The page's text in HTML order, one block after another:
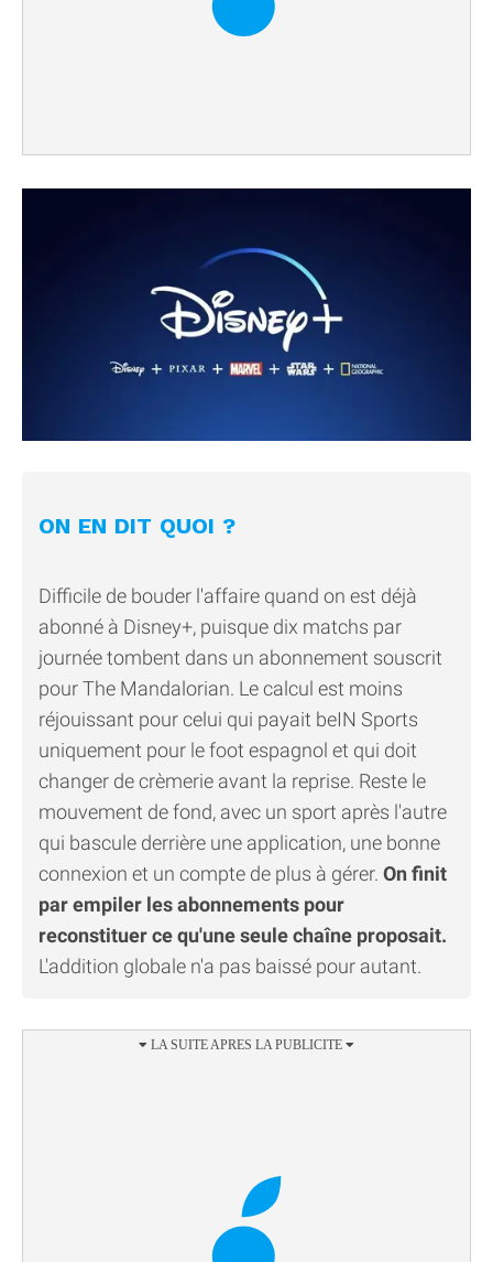
ON EN DIT QUOI ?
Difficile de bouder l'affaire quand on est déjà
abonné à Disney+, puisque dix matchs par
journée tombent dans un abonnement souscrit
pour The Mandalorian. Le calcul est moins
réjouissant pour celui qui payait beIN Sports
uniquement pour le foot espagnol et qui doit
changer de crèmerie avant la reprise. Reste le
mouvement de fond, avec un sport après l'autre
qui bascule derrière une application, une bonne
connexion et un compte de plus à gérer. On finit
par empiler les abonnements pour
reconstituer ce qu'une seule chaîne proposait.
L'addition globale n'a pas baissé pour autant.